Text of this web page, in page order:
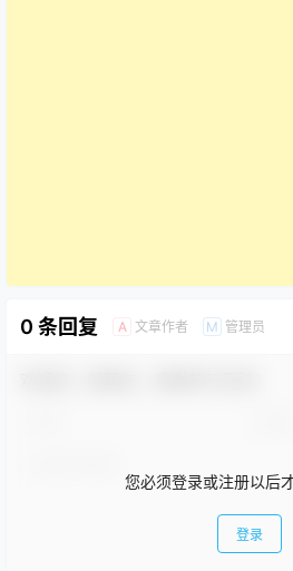
0 条回复 A 文章作者 M 管理员
您必须登录或注册以后
登录